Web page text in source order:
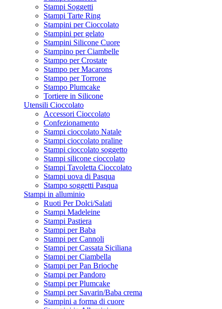
Stampi Soggetti
Stampi Tarte Ring
Stampini per Cioccolato
Stampini per gelato
Stampini Silicone Cuore
Stampino per Ciambelle
Stampo per Crostate
Stampo per Macarons
Stampo per Torrone
Stampo Plumcake
Tortiere in Silicone
Utensili Cioccolato
Accessori Cioccolato
Confezionamento
Stampi cioccolato Natale
Stampi cioccolato praline
Stampi cioccolato soggetto
Stampi silicone cioccolato
Stampi Tavoletta Cioccolato
Stampi uova di Pasqua
Stampo soggetti Pasqua
Stampi in alluminio
Ruoti Per Dolci/Salati
Stampi Madeleine
Stampi Pastiera
Stampi per Baba
Stampi per Cannoli
Stampi per Cassata Siciliana
Stampi per Ciambella
Stampi per Pan Brioche
Stampi per Pandoro
Stampi per Plumcake
Stampi per Savarin/Baba crema
Stampini a forma di cuore